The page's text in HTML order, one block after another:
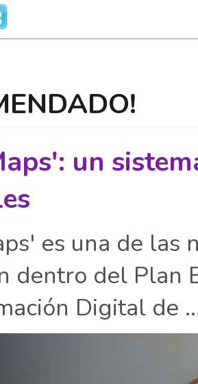
un
es una de las
dentro del Plan
Digital de